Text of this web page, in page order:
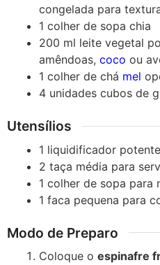
congelada para
1 colher de sopa chia
200 ml leite vegetal
amêndoas,coco ou
1 colher de chá mel
4 unidades cubos de
Utensílios
1 liquidificador potente
2 taça média para
1 colher de sopa para
1 faca pequena para
Modo de Preparo
Coloque oespinafre